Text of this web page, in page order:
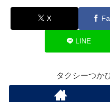
X
LINE
タクシーつか